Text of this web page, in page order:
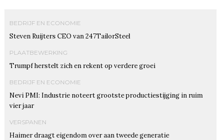
BEDRIJF EN ECONOMIE
Steven Ruijters CEO van 247TailorSteel
PLAATBEWERKING
Trumpf herstelt zich en rekent op verdere groei
BEDRIJF EN ECONOMIE
Nevi PMI: Industrie noteert grootste productiestijging in ruim
vier jaar
VERSPANEN
Haimer draagt eigendom over aan tweede generatie